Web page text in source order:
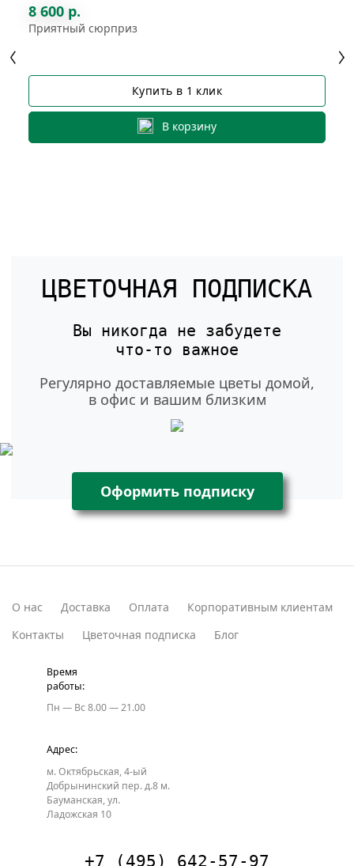
8 600 р.
Приятный сюрприз
Купить в 1 клик
В корзину
ЦВЕТОЧНАЯ ПОДПИСКА
Вы никогда не забудете
что-то важное
Регулярно доставляемые цветы домой,
в офис и вашим близким
Оформить подписку
О нас Доставка Оплата
Корпоративным клиентам
Контакты
Цветочная подписка Блог
Время
работы:
Пн — Вс8.00 — 21.00
Адрес:
м. Октябрьская, 4-ый
Добрынинский пер. д.8м.
Бауманская, ул.
Ладожская 10
+7 (495) 642-57-97